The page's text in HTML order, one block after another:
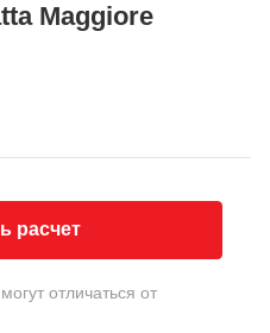
Maggiore
расчет
отличаться от